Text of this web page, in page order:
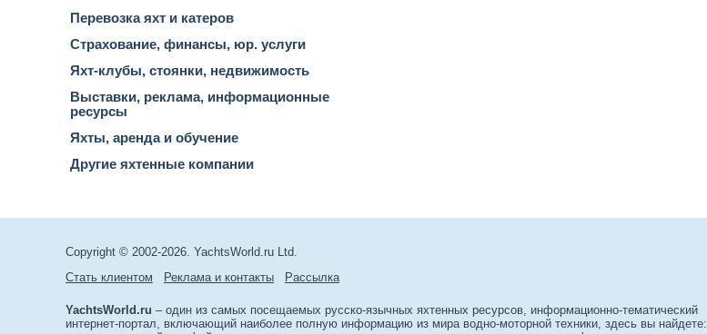
Перевозка яхт и катеров
Страхование, финансы, юр. услуги
Яхт-клубы, стоянки, недвижимость
Выставки, реклама, информационные
ресурсы
Яхты, аренда и обучение
Другие яхтенные компании
Copyright © 2002-2026. YachtsWorld.ru Ltd.
Стать клиентом
Реклама и контакты Рассылка
YachtsWorld.ru – один из самых посещаемых русско-язычных яхтенных ресурсов, информационно-тематический
интернет-портал, включающий наиболее полную информацию из мира водно-моторной техники, здесь вы найдете: